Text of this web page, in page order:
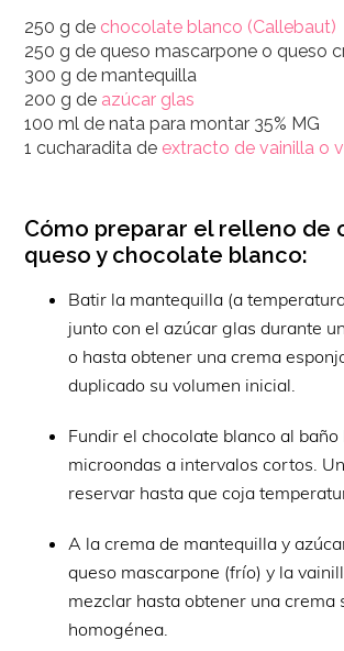
250 g de chocolate blanco (Callebaut)
250 g de queso mascarpone o queso
300 g de mantequilla
200 g de azúcar glas
100 ml de nata para montar 35% MG
1 cucharadita de extracto de vainilla o
Cómo preparar el relleno de
queso y chocolate blanco:
Batir la mantequilla (a
junto con el azúcar glas durante
o hasta obtener una crema
duplicado su volumen inicial.
Fundir el chocolate blanco al
microondas a intervalos cortos.
reservar hasta que coja
A la crema de mantequilla y
queso mascarpone (frío) y la
mezclar hasta obtener una crema
homogénea.